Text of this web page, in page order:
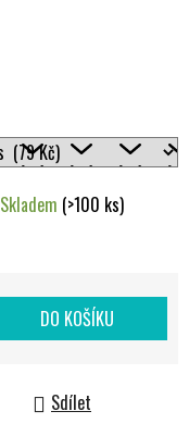
Skladem (>100 ks)
DO KOŠÍKU
Sdílet